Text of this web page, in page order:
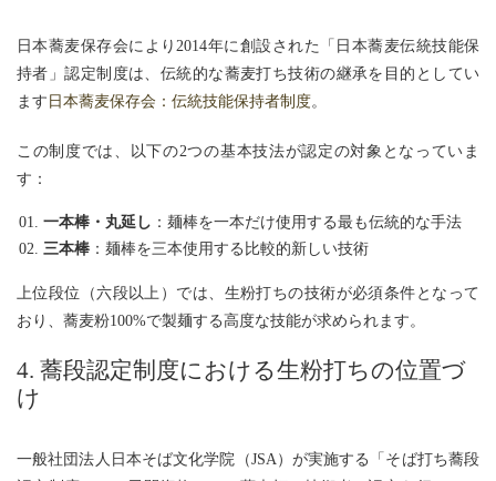
日本蕎麦保存会により2014年に創設された「日本蕎麦伝統技能保
持者」認定制度は、伝統的な蕎麦打ち技術の継承を目的としてい
ます 日本蕎麦保存会：伝統技能保持者制度。
この制度では、以下の2つの基本技法が認定の対象となっていま
す：
一本棒・丸延し ：麺棒を一本だけ使用する最も伝統的な手法
三本棒：麺棒を三本使用する比較的新しい技術
上位段位（六段以上）では、生粉打ちの技術が必須条件となって
おり、蕎麦粉100%で製麺する高度な技能が求められます。
4. 蕎段認定制度における生粉打ちの位置づ
け
一般社団法人日本そば文化学院（JSA）が実施する「そば打ち蕎段